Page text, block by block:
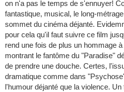
on n'a pas le temps de s'ennuyer!
fantastique, musical, le long-
sommet du cinéma déjanté.
pour cela qu'il faut suivre ce film
rend une fois de plus un hommage
montrant le fantôme du "Paradise"
de prendre une douche. Certes,
dramatique comme dans
l'humour déjanté que la violence.